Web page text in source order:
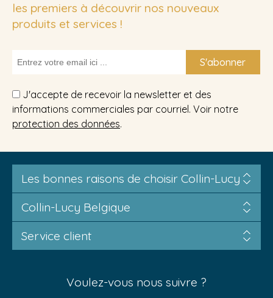
les premiers à découvrir nos nouveaux
produits et services !
S'abonner
J'accepte de recevoir la newsletter et des
informations commerciales par courriel. Voir notre
protection des données.
Les bonnes raisons de choisir Collin-Lucy
Collin-Lucy Belgique
Service client
Voulez-vous nous suivre ?